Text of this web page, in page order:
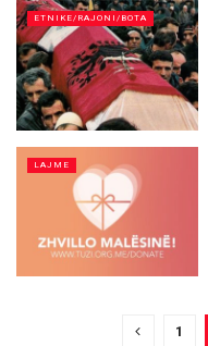
ETNIKE/RAJONI/BOTA
LAJME
1